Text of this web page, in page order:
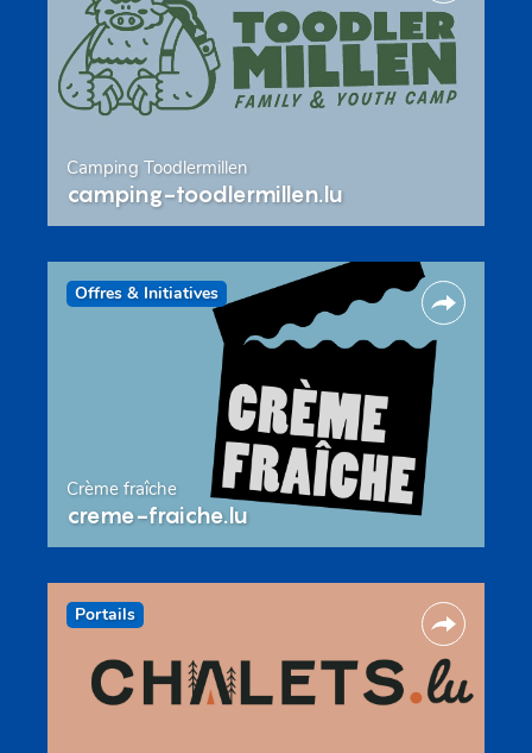
Camping Toodlermillen
camping-toodlermillen.lu
Offres & Initiatives
Crème fraîche
creme-fraiche.lu
Portails